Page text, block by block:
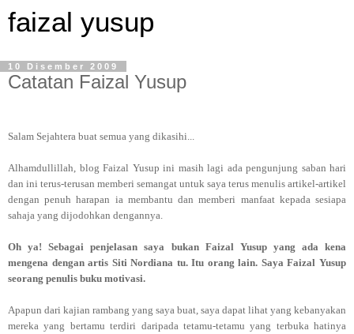
faizal yusup
10 Disember 2009
Catatan Faizal Yusup
Salam Sejahtera buat semua yang dikasihi...
Alhamdullillah, blog Faizal Yusup ini masih lagi ada pengunjung saban hari
dan ini terus-terusan memberi semangat untuk saya terus menulis artikel-artikel
dengan penuh harapan ia membantu dan memberi manfaat kepada sesiapa
sahaja yang dijodohkan dengannya.
Oh ya! Sebagai penjelasan saya bukan Faizal Yusup yang ada kena
mengena dengan artis Siti Nordiana tu. Itu orang lain. Saya Faizal Yusup
seorang penulis buku motivasi.
Apapun dari kajian rambang yang saya buat, saya dapat lihat yang kebanyakan
mereka yang bertamu terdiri daripada tetamu-tetamu yang terbuka hatinya